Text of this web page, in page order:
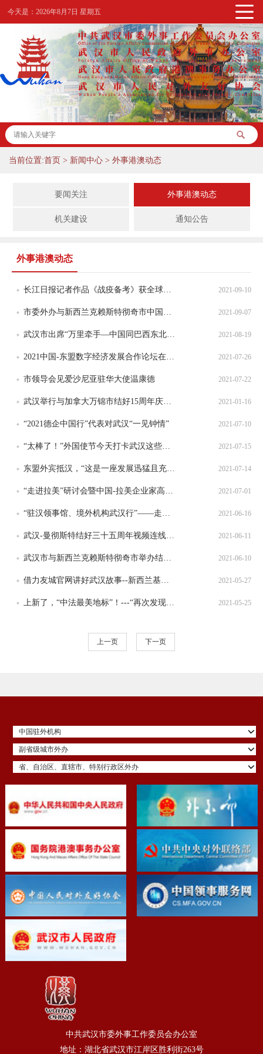
今天是：2026年8月7日 星期五
当前位置:首页 > 新闻中心 > 外事港澳动态
要闻关注 外事港澳动态
机关建设 通知公告
外事港澳动态
2021-09-10
2021-09-07
2021-08-19
2021-07-26
市领导会见爱沙尼亚驻华大使温康德 2021-07-22
2021-01-16
“2021德企中国行”代表对武汉“一见钟情” 2021-07-10
2021-07-15
2021-07-14
2021-07-01
2021-06-16
2021-06-11
2021-06-10
2021-05-27
2021-05-25
上一页 下一页
中国驻外机构
副省级城市外办
省、自治区、直辖市、特别行政区外办
中共武汉市委外事工作委员会办公室
地址：湖北省武汉市江岸区胜利街263号